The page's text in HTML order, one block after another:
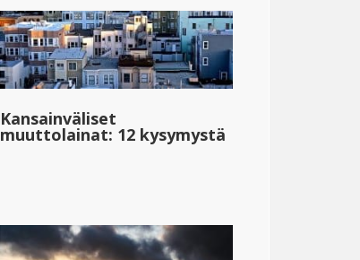
Kansainväliset
muuttolainat: 12 kysymystä